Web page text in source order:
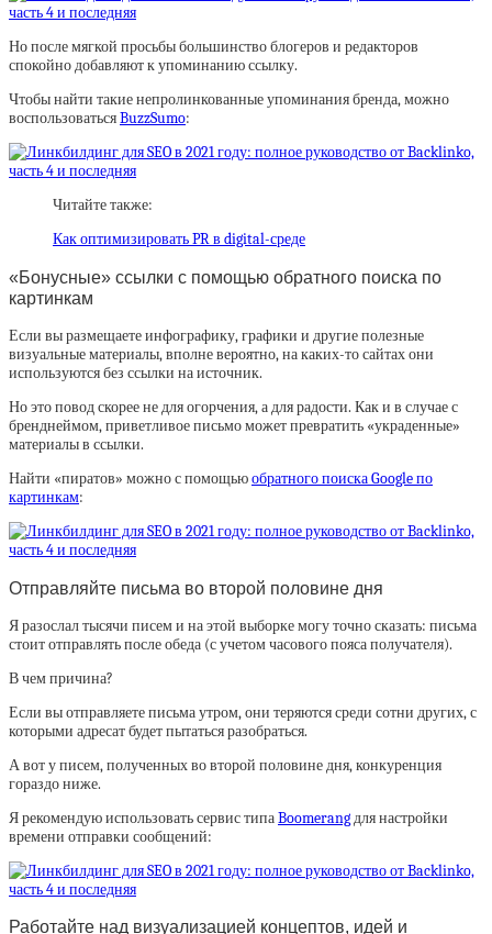
Но после мягкой просьбы большинство блогеров и редакторов
спокойно добавляют к упоминанию ссылку.
Чтобы найти такие непролинкованные упоминания бренда, можно
воспользоватьсяBuzzSumo:
Читайте также:
Как оптимизировать PR в digital-среде
«Бонусные» ссылки с помощью обратного поиска по
картинкам
Если вы размещаете инфографику, графики и другие полезные
визуальные материалы, вполне вероятно, на каких-то сайтах они
используются без ссылки на источник.
Но это повод скорее не для огорчения, а для радости. Как и в случае с
бренднеймом, приветливое письмо может превратить «украденные»
материалы в ссылки.
Найти «пиратов» можно с помощьюобратного поиска Google по
картинкам:
Отправляйте письма во второй половине дня
Я разослал тысячи писем и на этой выборке могу точно сказать: письма
стоит отправлять после обеда (с учетом часового пояса получателя).
В чем причина?
Если вы отправляете письма утром, они теряются среди сотни других, с
которыми адресат будет пытаться разобраться.
А вот у писем, полученных во второй половине дня, конкуренция
гораздо ниже.
Я рекомендую использовать сервис типаBoomerangдля настройки
времени отправки сообщений:
Работайте над визуализацией концептов, идей и